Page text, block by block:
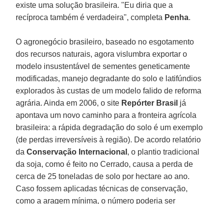
existe uma solução brasileira. "Eu diria que a
recíproca também é verdadeira", completa Penha.
O agronegócio brasileiro, baseado no esgotamento
dos recursos naturais, agora vislumbra exportar o
modelo insustentável de sementes geneticamente
modificadas, manejo degradante do solo e latifúndios
explorados às custas de um modelo falido de reforma
agrária. Ainda em 2006, o site Repórter Brasil já
apontava um novo caminho para a fronteira agrícola
brasileira: a rápida degradação do solo é um exemplo
(de perdas irreversíveis à região). De acordo relatório
daConservação Internacional , o plantio tradicional
da soja, como é feito no Cerrado, causa a perda de
cerca de 25 toneladas de solo por hectare ao ano.
Caso fossem aplicadas técnicas de conservação,
como a aragem mínima, o número poderia ser